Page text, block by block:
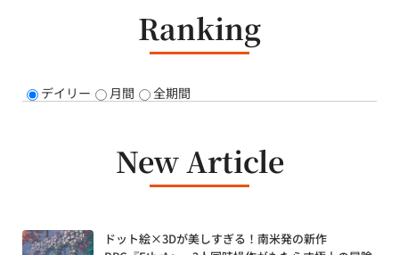
Ranking
デイリー 月間 全期間
New Article
ドット絵×3Dが美しすぎる！南米発の新作